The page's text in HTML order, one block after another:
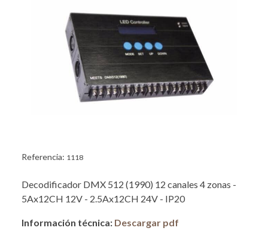
Referencia: 1118
Decodificador DMX 512 (1990) 12 canales 4 zonas -
5Ax12CH 12V - 2.5Ax12CH 24V - IP20
Información técnica: Descargar pdf